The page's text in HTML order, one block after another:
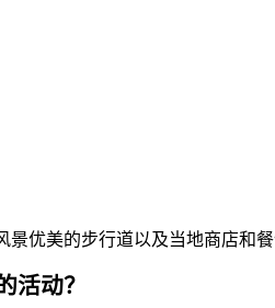
优美的步行道以及当地商店和
活动？